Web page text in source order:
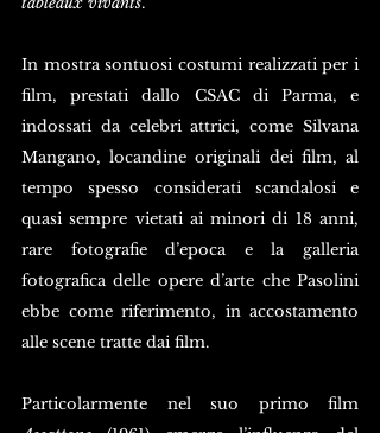
In mostra sontuosi costumi realizzati per i
film, prestati dallo CSAC di Parma, e
indossati da celebri attrici, come Silvana
Mangano, locandine originali dei film, al
tempo spesso considerati scandalosi e
quasi sempre vietati ai minori di 18 anni,
rare fotografie d’epoca e la galleria
fotografica delle opere d’arte che Pasolini
ebbe come riferimento, in accostamento
alle scene tratte dai film.